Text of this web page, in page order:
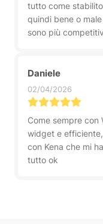
tutto come
quindi bene o
sono più
Daniele
02/04/2026
Come sempre
widget e
con Kena che mi
tutto ok